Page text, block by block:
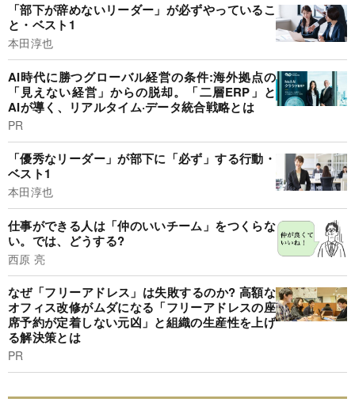
「部下が辞めないリーダー」が必ずやっているこ
と・ベスト1
本田淳也
AI時代に勝つグローバル経営の条件:海外拠点の
「見えない経営」からの脱却。「二層ERP」と
AIが導く、リアルタイム·データ統合戦略とは
PR
「優秀なリーダー」が部下に「必ず」する行動・
ベスト1
本田淳也
仕事ができる人は「仲のいいチーム」をつくらな
い。では、どうする?
西原 亮
なぜ「フリーアドレス」は失敗するのか? 高額な
オフィス改修がムダになる「フリーアドレスの座
席予約が定着しない元凶」と組織の生産性を上げ
る解決策とは
PR